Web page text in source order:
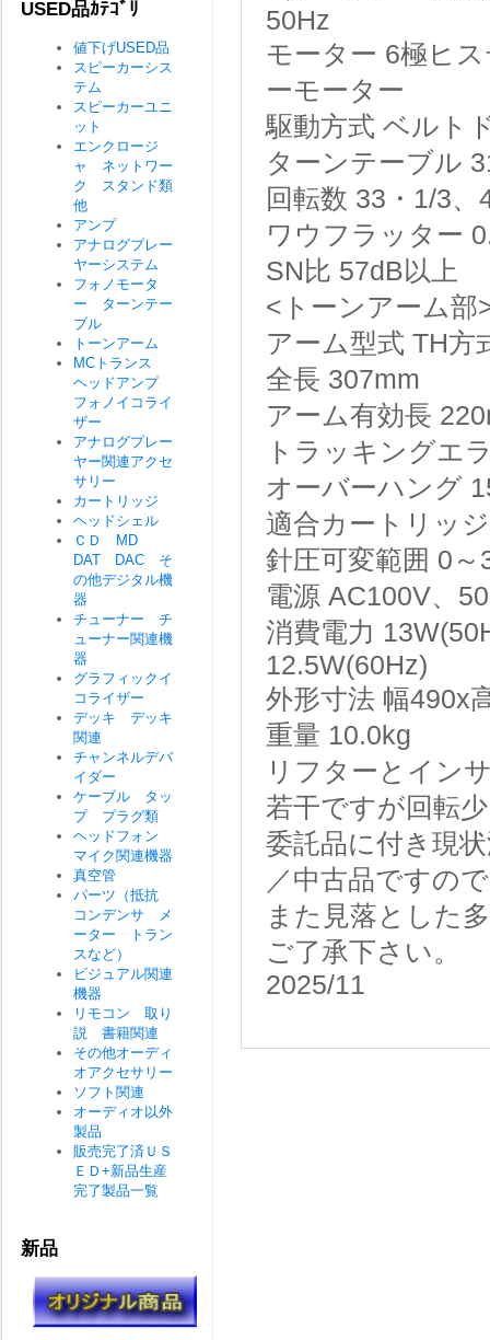
50Hz
モーター 6極ヒ
ーモーター
駆動方式 ベルト
ターンテーブル
回転数 33・1/3、
ワウフラッター
SN比 57dB以上
<トーンアーム部
アーム型式 TH方
全長 307mm
アーム有効長
トラッキングエ
オーバーハング
適合カートリッ
針圧可変範囲 0～
電源 AC100V、
消費電力
12.5W(60Hz)
外形寸法 幅490x
重量 10.0kg
リフターとイン
若干ですが回転
委託品に付き現
／中古品ですの
また見落とした
ご了承下さい。
2025/11
USED品ｶﾃｺﾞﾘ
値下げUSED品
スピーカーシス
テム
スピーカーユニ
ット
エンクロージ
ャ ネットワー
ク スタンド類
他
アンプ
アナログプレー
ヤーシステム
フォノモータ
ー ターンテー
ブル
トーンアーム
MCトランス
ヘッドアンプ
フォノイコライ
ザー
アナログプレー
ヤー関連アクセ
サリー
カートリッジ
ヘッドシェル
ＣＤ MD
DAT DAC そ
の他デジタル機
器
チューナー チ
ューナー関連機
器
グラフィックイ
コライザー
デッキ デッキ
関連
チャンネルデバ
イダー
ケーブル タッ
プ プラグ類
ヘッドフォン
マイク関連機器
真空管
パーツ（抵抗
コンデンサ メ
ーター トラン
スなど）
ビジュアル関連
機器
リモコン 取り
説 書籍関連
その他オーディ
オアクセサリー
ソフト関連
オーディオ以外
製品
販売完了済ＵＳ
ＥＤ+新品生産
完了製品一覧
新品